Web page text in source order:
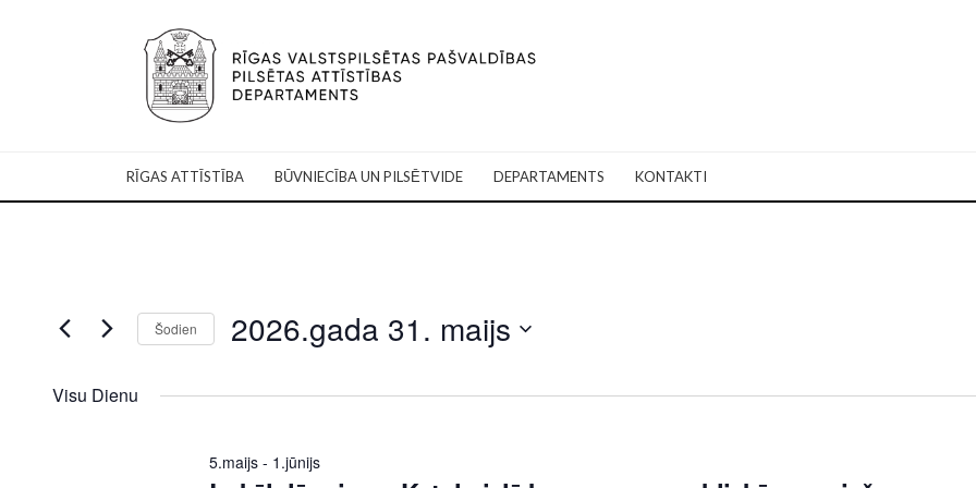
RĪGAS ATTĪSTĪBA BŪVNIECĪBA UN PILSĒTVIDE DEPARTAMENTS KONTAKTI
Šodien 2026.gada 31. maijs
Visu Dienu
5.maijs- 1.jūnijs